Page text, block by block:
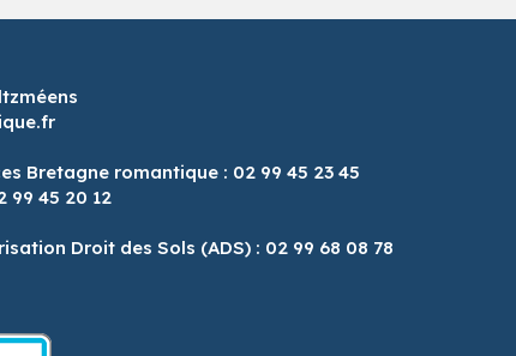
Bretagne romantique : 02 99 45 23 45
99 45 20 12
Droit des Sols (ADS) : 02 99 68 08 78